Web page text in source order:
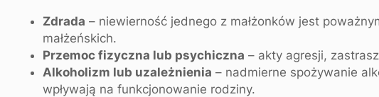
Zdrada – niewierność jednego z małżonków jest
małżeńskich.
Przemoc fizyczna lub psychiczna – akty agresji,
Alkoholizm lub uzależnienia – nadmierne spożywanie
wpływają na funkcjonowanie rodziny.